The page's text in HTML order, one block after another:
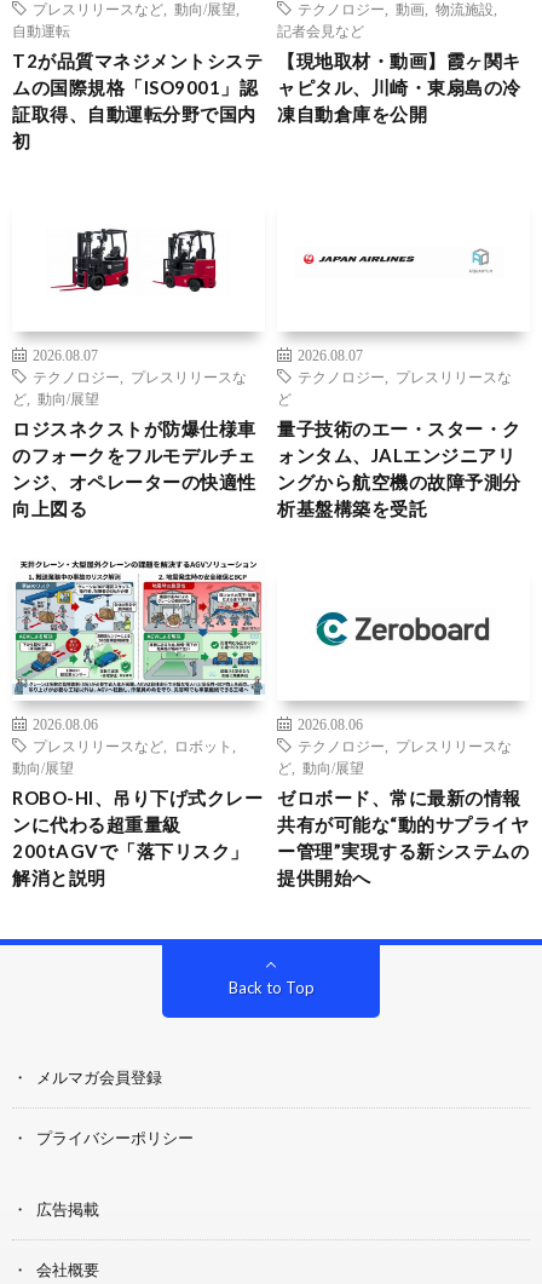
プレスリリースなど
動向/展望
自動運転
T2が品質マネジメントシステ
ムの国際規格「ISO9001」認
証取得、自動運転分野で国内
初
テクノロジー
動画 物流施設
記者会見など
【現地取材・動画】霞ヶ関キ
ャピタル、川崎・東扇島の冷
凍自動倉庫を公開
2026.08.07
テクノロジー
プレスリリースな
ど
動向/展望
ロジスネクストが防爆仕様車
のフォークをフルモデルチェ
ンジ、オペレーターの快適性
向上図る
2026.08.07
テクノロジー
プレスリリースな
ど
量子技術のエー・スター・ク
ォンタム、JALエンジニアリ
ングから航空機の故障予測分
析基盤構築を受託
2026.08.06
プレスリリースなど
ロボット
動向/展望
ROBO-HI、吊り下げ式クレー
ンに代わる超重量級
200tAGVで「落下リスク」
解消と説明
2026.08.06
テクノロジー
プレスリリースな
ど
動向/展望
ゼロボード、常に最新の情報
共有が可能な“動的サプライヤ
ー管理”実現する新システムの
提供開始へ
Back to Top
メルマガ会員登録
プライバシーポリシー
広告掲載
会社概要